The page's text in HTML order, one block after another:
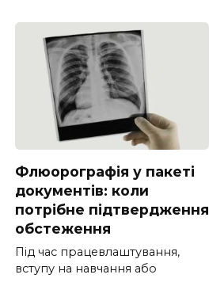
Флюорографія у пакеті
документів: коли
потрібне підтвердження
обстеження
Під час працевлаштування,
вступу на навчання або